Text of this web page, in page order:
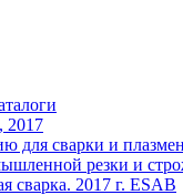
2017
для сварки и
резки и
сварка. 2017 г. ESAB